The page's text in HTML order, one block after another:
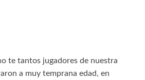
te tantos jugadores de nuestra
a muy temprana edad, en